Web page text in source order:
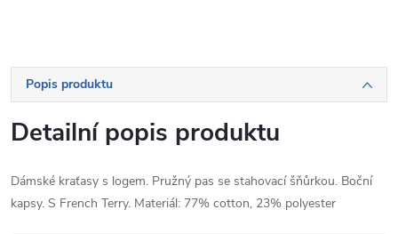
Popis produktu
Detailní popis produktu
Dámské kraťasy s logem. Pružný pas se stahovací šňůrkou. Boční
kapsy. S French Terry. Materiál: 77% cotton, 23% polyester